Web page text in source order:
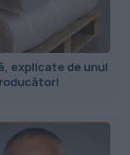
explicate de unul